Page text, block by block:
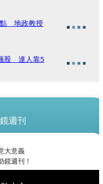
點 地政教授
股 達人靠5
週刊
大意義
鏡週刊！